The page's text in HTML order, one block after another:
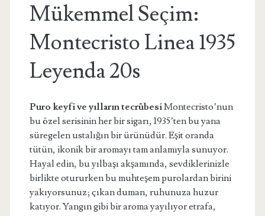
Mükemmel Seçim:
Montecristo Linea 1935
Leyenda 20s
Puro keyfi ve yılların tecrübesiMontecristo’nun
bu özel serisinin her bir sigarı, 1935’ten bu yana
süregelen ustalığın bir ürünüdür. Eşit oranda
tütün, ikonik bir aromayı tam anlamıyla sunuyor.
Hayal edin, bu yılbaşı akşamında, sevdiklerinizle
birlikte otururken bu muhteşem purolardan birini
yakıyorsunuz; çıkan duman, ruhunuza huzur
katıyor. Yangın gibi bir aroma yayılıyor etrafa,